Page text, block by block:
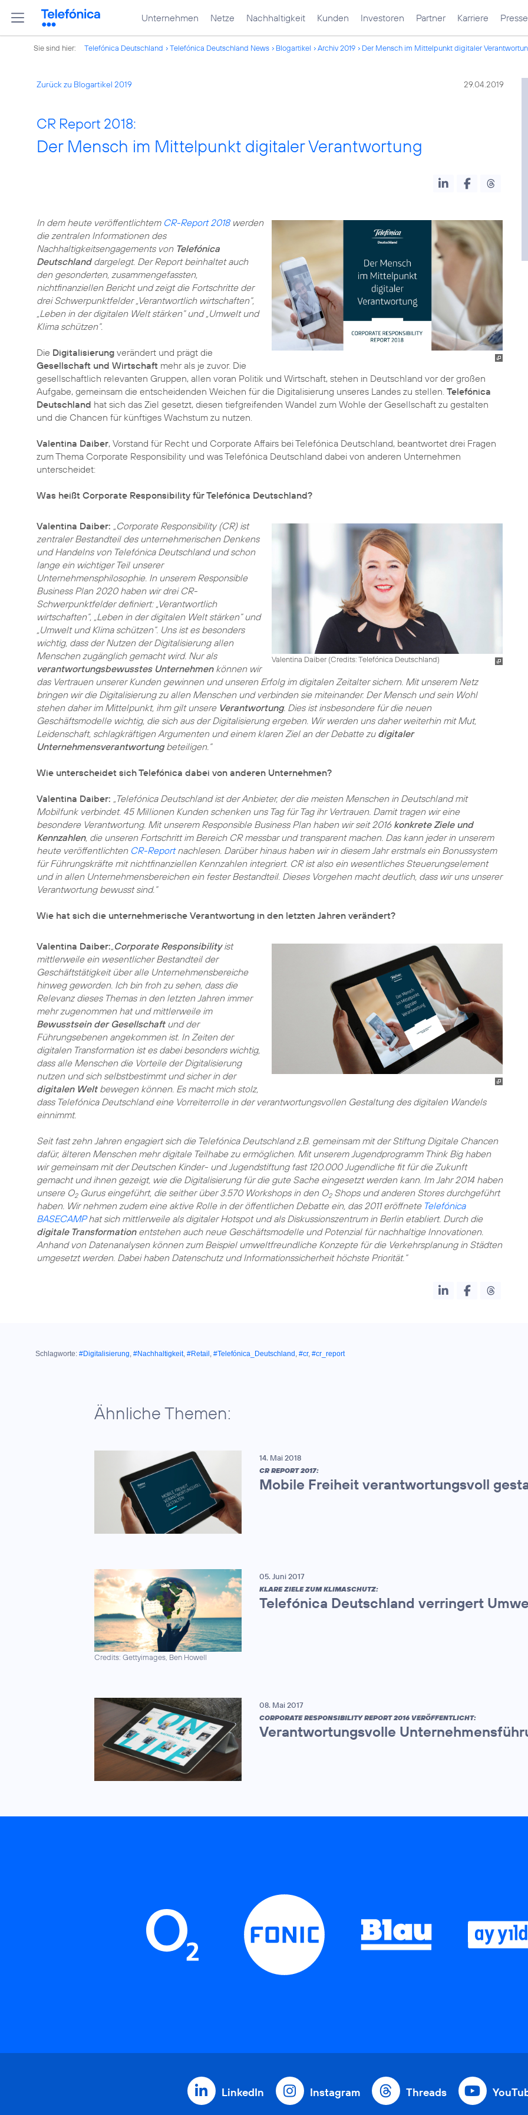
Unternehmen Netze Nachhaltigkeit Kunden Investoren Partner Karriere Presse
Sie sind hier: Telefónica Deutschland Telefónica Deutschland News Blogartikel Archiv 2019 Der Mensch im Mittelpunkt digitaler
Zurück zu Blogartikel 2019 29.04.2019
CR Report 2018:
Der Mensch im Mittelpunkt digitaler Verantwortung
In dem heute veröffentlichtem CR-Report 2018werden
die zentralen Informationen des
Nachhaltigkeitsengagements von Telefónica
Deutschlanddargelegt. Der Report beinhaltet auch
den gesonderten, zusammengefassten,
nichtfinanziellen Bericht und zeigt die Fortschritte der
drei Schwerpunktfelder„Verantwortlich wirtschaften“,
„Leben in der digitalen Welt stärken“und„Umwelt und
Klima schützen“.
Die Digitalisierung verändert und prägt die
Gesellschaft und Wirtschaft mehr als je zuvor. Die
gesellschaftlich relevanten Gruppen, allen voran Politik und Wirtschaft, stehen in Deutschland vor der großen
Aufgabe, gemeinsam die entscheidenden Weichen für die Digitalisierung unseres Landes zu stellen. Telefónica
Deutschland hat sich das Ziel gesetzt, diesen tiefgreifenden Wandel zum Wohle der Gesellschaft zu gestalten
und die Chancen für künftiges Wachstum zu nutzen.
Valentina Daiber, Vorstand für Recht und Corporate Affairs bei Telefónica Deutschland, beantwortet drei Fragen
zum Thema Corporate Responsibility und was Telefónica Deutschland dabei von anderen Unternehmen
unterscheidet:
Was heißt Corporate Responsibility für Telefónica Deutschland?
Valentina Daiber (Credits: Telefónica Deutschland)
Valentina Daiber: „Corporate Responsibility (CR) ist
zentraler Bestandteil des unternehmerischen Denkens
und Handelns von Telefónica Deutschland und schon
lange ein wichtiger Teil unserer
Unternehmensphilosophie. In unserem Responsible
Business Plan 2020haben wir drei CR-
Schwerpunktfelder definiert: „Verantwortlich
wirtschaften“, „Leben in der digitalen Welt stärken“ und
„Umwelt und Klima schützen“. Uns ist es besonders
wichtig, dass der Nutzen der Digitalisierung allen
Menschen zugänglich gemacht wird. Nur als
verantwortungsbewusstes Unternehmenkönnen wir
das Vertrauen unserer Kunden gewinnen und unseren Erfolg im digitalen Zeitalter sichern. Mit unserem Netz
bringen wir die Digitalisierung zu allen Menschen und verbinden sie miteinander. Der Mensch und sein Wohl
stehen daher im Mittelpunkt, ihm gilt unsere Verantwortung. Dies ist insbesondere für die neuen
Geschäftsmodelle wichtig, die sich aus der Digitalisierung ergeben. Wir werden uns daher weiterhin mit Mut,
Leidenschaft, schlagkräftigen Argumenten und einem klaren Ziel an der Debatte zu digitaler
Unternehmensverantwortungbeteiligen.“
Wie unterscheidet sich Telefónica dabei von anderen Unternehmen?
Valentina Daiber: „Telefónica Deutschland ist der Anbieter, der die meisten Menschen in Deutschland mit
Mobilfunk verbindet. 45 Millionen Kunden schenken uns Tag für Tag ihr Vertrauen. Damit tragen wir eine
besondere Verantwortung. Mit unserem Responsible Business Plan haben wir seit 2016 konkrete Ziele und
Kennzahlen, die unseren Fortschritt im Bereich CR messbar und transparent machen. Das kann jeder in unserem
heute veröffentlichten CR-Reportnachlesen. Darüber hinaus haben wir in diesem Jahr erstmals ein Bonussystem
für Führungskräfte mit nichtfinanziellen Kennzahlen integriert. CR ist also ein wesentliches Steuerungselement
und in allen Unternehmensbereichen ein fester Bestandteil. Dieses Vorgehen macht deutlich, dass wir uns unserer
Verantwortung bewusst sind.“
Wie hat sich die unternehmerische Verantwortung in den letzten Jahren verändert?
Valentina Daiber:„Corporate Responsibilityist
mittlerweile ein wesentlicher Bestandteil der
Geschäftstätigkeit über alle Unternehmensbereiche
hinweg geworden. Ich bin froh zu sehen, dass die
Relevanz dieses Themas in den letzten Jahren immer
mehr zugenommen hat und mittlerweile im
Bewusstsein der Gesellschaftund der
Führungsebenen angekommen ist. In Zeiten der
digitalen Transformation ist es dabei besonders wichtig,
dass alle Menschen die Vorteile der Digitalisierung
nutzen und sich selbstbestimmt und sicher in der
digitalen Weltbewegen können. Es macht mich stolz,
dass Telefónica Deutschland eine Vorreiterrolle in der verantwortungsvollen Gestaltung des digitalen Wandels
einnimmt.
Seit fast zehn Jahren engagiert sich die Telefónica Deutschland z.B. gemeinsam mit der Stiftung Digitale Chancen
dafür, älteren Menschen mehr digitale Teilhabe zu ermöglichen. Mit unserem Jugendprogramm Think Big haben
wir gemeinsam mit der Deutschen Kinder- und Jugendstiftung fast 120.000 Jugendliche fit für die Zukunft
gemacht und ihnen gezeigt, wie die Digitalisierung für die gute Sache eingesetzt werden kann. Im Jahr 2014 haben
unsere O2Gurus eingeführt, die seither über 3.570 Workshops in den O2Shops und anderen Stores durchgeführt
haben. Wir nehmen zudem eine aktive Rolle in der öffentlichen Debatte ein, das 2011 eröffnete Telefónica
BASECAMPhat sich mittlerweile als digitaler Hotspot und als Diskussionszentrum in Berlin etabliert. Durch die
digitale Transformationentstehen auch neue Geschäftsmodelle und Potenzial für nachhaltige Innovationen.
Anhand von Datenanalysen können zum Beispiel umweltfreundliche Konzepte für die Verkehrsplanung in Städten
umgesetzt werden. Dabei haben Datenschutz und Informationssicherheithöchste Priorität.“
Schlagworte: #Digitalisierung, #Nachhaltigkeit, #Retail , #Telefónica_Deutschland , #cr, #cr_report
Ähnliche Themen:
14. Mai 2018
CR REPORT 2017:
Mobile Freiheit verantwortungsvoll
Credits: Gettyimages, Ben Howell
05. Juni 2017
KLARE ZIELE ZUM KLIMASCHUTZ:
Telefónica Deutschland verringert
08. Mai 2017
CORPORATE RESPONSIBILITY REPORT 2016 VERÖFFENTLICHT:
Verantwortungsvolle
LinkedIn Instagram Threads